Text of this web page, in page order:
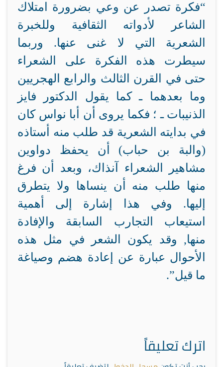
“فكرة تصدر عن وعي بضرورة امتلاك
الشاعر لأدواته الثقافية وللخبرة
الشعرية التي لا غنى عنها. وربما
سيطرت هذه الفكرة على الشعراء
حتى في القرن الثالث والرابع الهجريين
وما بعدهما ـ كما يقول الدكتور فايز
الذنيبات ـ ؛ فكما يروى أن أبا نواس كان
في بدايته الشعرية قد طلب منه أستاذه
(والبة بن حباب) أن يحفظ دواوين
مشاهير الشعراء آنذاك، وبعد أن فرغ
منها طلب منه أن ينساها ولا يتطرق
إليها. وفي هذا إشارة إلى أهمية
استيعاب التجارب السابقة والإفادة
منها, وقد يكون الشعر في مثل هذه
الأحوال عبارة عن إعادة هضم وصياغة
ما قيل”.
اترك تعليقاً